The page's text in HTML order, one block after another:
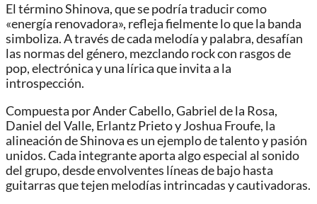
El término Shinova, que se podría traducir como
«energía renovadora», refleja fielmente lo que la banda
simboliza. A través de cada melodía y palabra, desafían
las normas del género, mezclando rock con rasgos de
pop, electrónica y una lírica que invita a la
introspección.
Compuesta por Ander Cabello, Gabriel de la Rosa,
Daniel del Valle, Erlantz Prieto y Joshua Froufe, la
alineación de Shinova es un ejemplo de talento y pasión
unidos. Cada integrante aporta algo especial al sonido
del grupo, desde envolventes líneas de bajo hasta
guitarras que tejen melodías intrincadas y cautivadoras.